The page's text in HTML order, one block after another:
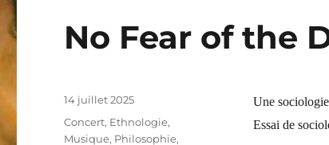
No Fear of the
Une
Essai de
Publié
le
14 juillet 2025
Catégories
Concert, Ethnologie,
Musique, Philosophie,